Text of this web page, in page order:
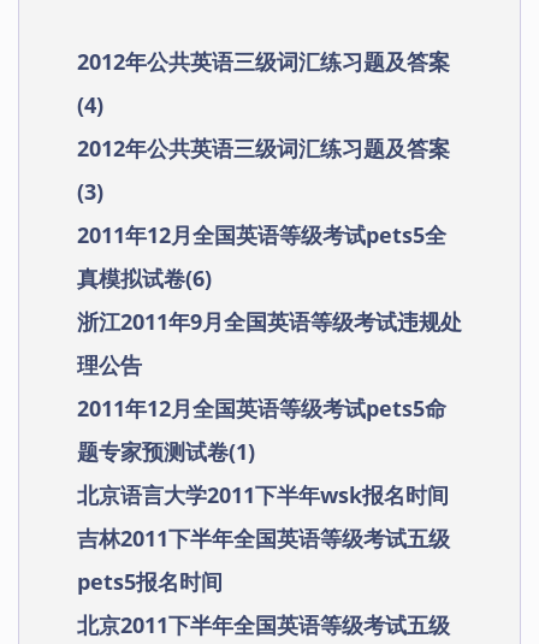
2012年公共英语三级词汇练习题及答案
(4)
2012年公共英语三级词汇练习题及答案
(3)
2011年12月全国英语等级考试pets5全
真模拟试卷(6)
浙江2011年9月全国英语等级考试违规处
理公告
2011年12月全国英语等级考试pets5命
题专家预测试卷(1)
北京语言大学2011下半年wsk报名时间
吉林2011下半年全国英语等级考试五级
pets5报名时间
北京2011下半年全国英语等级考试五级